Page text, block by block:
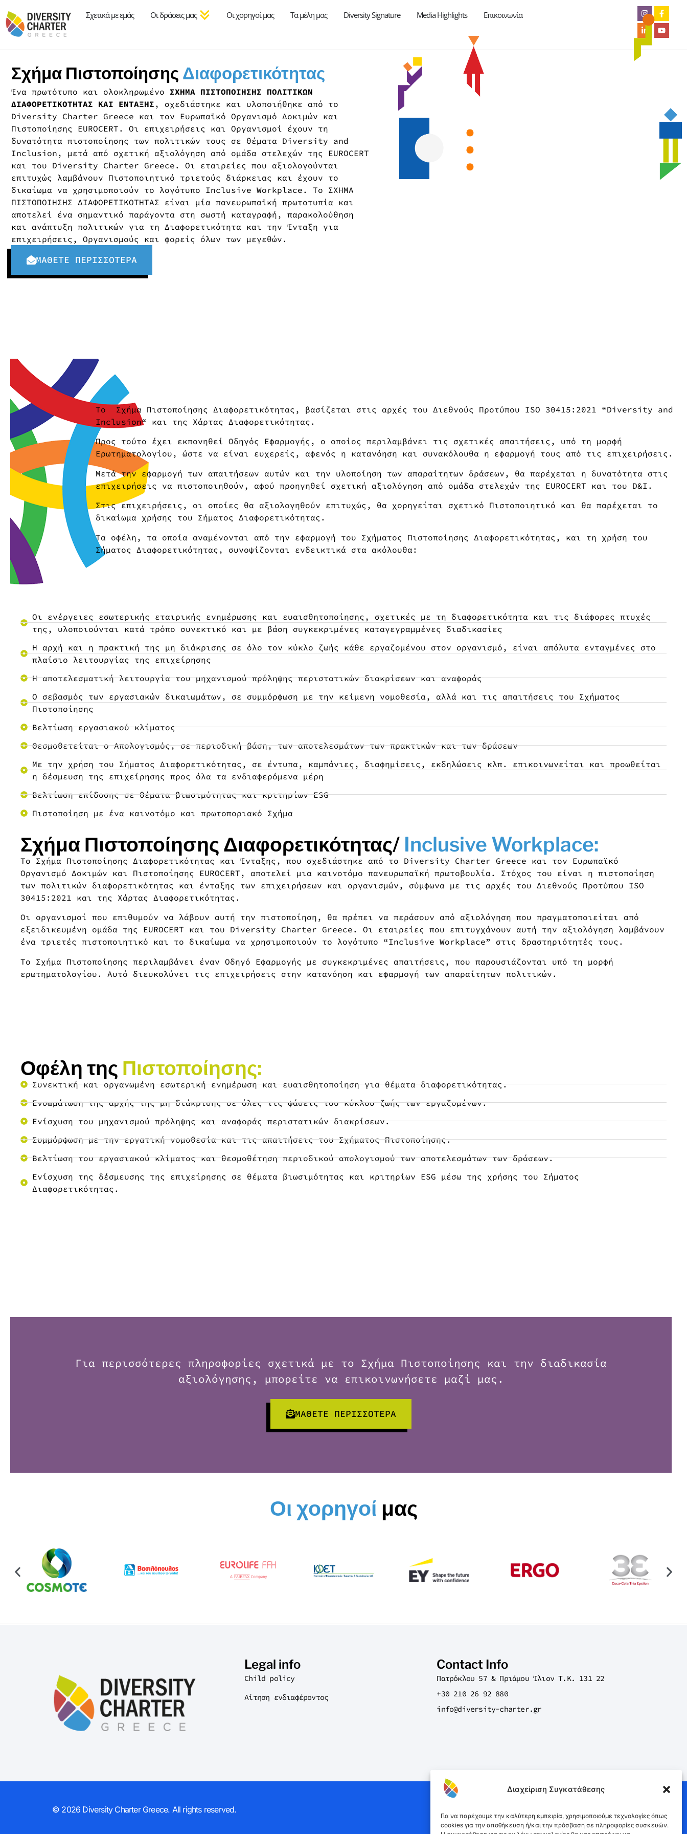
Διαχείριση Συγκατάθεσης
Για να παρέχουμε την καλύτερη εμπειρία, χρησιμοποιούμε τεχνολογίες όπως
cookies για την αποθήκευση ή/και την πρόσβαση σε πληροφορίες συσκευών.
Σχετικά με εμάς Οι δράσεις μας Οι χορηγοί μας Τα μέλη μας Diversity Signature Media Highlights Επικοινωνία
Σχήμα Πιστοποίησης Διαφορετικότητας
Ένα πρωτότυπο και ολοκληρωμένο ΣΧΗΜΑ ΠΙΣΤΟΠΟΙΗΣΗΣ ΠΟΛΙΤΙΚΩΝ
ΔΙΑΦΟΡΕΤΙΚΟΤΗΤΑΣ ΚΑΙ ΕΝΤΑΞΗΣ , σχεδιάστηκε και υλοποιήθηκε από το
Diversity Charter Greece και τον Ευρωπαϊκό Οργανισμό Δοκιμών και
Πιστοποίησης EUROCERT. Οι επιχειρήσεις και Οργανισμοί έχουν τη
δυνατότητα πιστοποίησης των πολιτικών τους σε θέματα Diversity and
Inclusion, μετά από σχετική αξιολόγηση από ομάδα στελεχών της EUROCERT
και του Diversity Charter Greece. Οι εταιρείες που αξιολογούνται
επιτυχώς λαμβάνουν Πιστοποιητικό τριετούς διάρκειας και έχουν το
δικαίωμα να χρησιμοποιούν το λογότυπο Inclusive Workplace. Το ΣΧΗΜΑ
ΠΙΣΤΟΠΟΙΗΣΗΣ ΔΙΑΦΟΡΕΤΙΚΟΤΗΤΑΣ είναι μία πανευρωπαϊκή πρωτοτυπία και
αποτελεί ένα σημαντικό παράγοντα στη σωστή καταγραφή, παρακολούθηση
και ανάπτυξη πολιτικών για τη Διαφορετικότητα και την Ένταξη για
επιχειρήσεις, Οργανισμούς και φορείς όλων των μεγεθών.
ΜΑΘΕΤΕ ΠΕΡΙΣΣΟΤΕΡΑ
Το Σχήμα Πιστοποίησης Διαφορετικότητας, βασίζεται στις αρχές του Διεθνούς Προτύπου ISO 30415:2021 “Diversity and
Inclusion“ και της Χάρτας Διαφορετικότητας.
Προς τούτο έχει εκπονηθεί Οδηγός Εφαρμογής, ο οποίος περιλαμβάνει τις σχετικές απαιτήσεις, υπό τη μορφή
Ερωτηματολογίου, ώστε να είναι ευχερείς, αφενός η κατανόηση και συνακόλουθα η εφαρμογή τους από τις επιχειρήσεις.
Μετά την εφαρμογή των απαιτήσεων αυτών και την υλοποίηση των απαραίτητων δράσεων, θα παρέχεται η δυνατότητα στις
επιχειρήσεις να πιστοποιηθούν, αφού προηγηθεί σχετική αξιολόγηση από ομάδα στελεχών της EUROCERT και του D&I.
Στις επιχειρήσεις, οι οποίες θα αξιολογηθούν επιτυχώς, θα χορηγείται σχετικό Πιστοποιητικό και θα παρέχεται το
δικαίωμα χρήσης του Σήματος Διαφορετικότητας.
Τα οφέλη, τα οποία αναμένονται από την εφαρμογή του Σχήματος Πιστοποίησης Διαφορετικότητας, και τη χρήση του
Σήματος Διαφορετικότητας, συνοψίζονται ενδεικτικά στα ακόλουθα:
Οι ενέργειες εσωτερικής εταιρικής ενημέρωσης και ευαισθητοποίησης, σχετικές με τη διαφορετικότητα και τις διάφορες πτυχές
της, υλοποιούνται κατά τρόπο συνεκτικό και με βάση συγκεκριμένες καταγεγραμμένες διαδικασίες
Η αρχή και η πρακτική της μη διάκρισης σε όλο τον κύκλο ζωής κάθε εργαζομένου στον οργανισμό, είναι απόλυτα ενταγμένες στο
πλαίσιο λειτουργίας της επιχείρησης
Η αποτελεσματική λειτουργία του μηχανισμού πρόληψης περιστατικών διακρίσεων και αναφοράς
Ο σεβασμός των εργασιακών δικαιωμάτων, σε συμμόρφωση με την κείμενη νομοθεσία, αλλά και τις απαιτήσεις του Σχήματος
Πιστοποίησης
Βελτίωση εργασιακού κλίματος
Θεσμοθετείται ο Απολογισμός, σε περιοδική βάση, των αποτελεσμάτων των πρακτικών και των δράσεων
Με την χρήση του Σήματος Διαφορετικότητας, σε έντυπα, καμπάνιες, διαφημίσεις, εκδηλώσεις κλπ. επικοινωνείται και προωθείται
η δέσμευση της επιχείρησης προς όλα τα ενδιαφερόμενα μέρη
Βελτίωση επίδοσης σε θέματα βιωσιμότητας και κριτηρίων ESG
Πιστοποίηση με ένα καινοτόμο και πρωτοποριακό Σχήμα
Σχήμα Πιστοποίησης Διαφορετικότητας/ Inclusive Workplace:
Το Σχήμα Πιστοποίησης Διαφορετικότητας και Ένταξης, που σχεδιάστηκε από το Diversity Charter Greece και τον Ευρωπαϊκό
Οργανισμό Δοκιμών και Πιστοποίησης EUROCERT, αποτελεί μια καινοτόμο πανευρωπαϊκή πρωτοβουλία. Στόχος του είναι η πιστοποίηση
των πολιτικών διαφορετικότητας και ένταξης των επιχειρήσεων και οργανισμών, σύμφωνα με τις αρχές του Διεθνούς Προτύπου ISO
30415:2021 και της Χάρτας Διαφορετικότητας.
Οι οργανισμοί που επιθυμούν να λάβουν αυτή την πιστοποίηση, θα πρέπει να περάσουν από αξιολόγηση που πραγματοποιείται από
εξειδικευμένη ομάδα της EUROCERT και του Diversity Charter Greece. Οι εταιρείες που επιτυγχάνουν αυτή την αξιολόγηση λαμβάνουν
ένα τριετές πιστοποιητικό και το δικαίωμα να χρησιμοποιούν το λογότυπο “Inclusive Workplace” στις δραστηριότητές τους.
Το Σχήμα Πιστοποίησης περιλαμβάνει έναν Οδηγό Εφαρμογής με συγκεκριμένες απαιτήσεις, που παρουσιάζονται υπό τη μορφή
ερωτηματολογίου. Αυτό διευκολύνει τις επιχειρήσεις στην κατανόηση και εφαρμογή των απαραίτητων πολιτικών.
Οφέλη της Πιστοποίησης:
Συνεκτική και οργανωμένη εσωτερική ενημέρωση και ευαισθητοποίηση για θέματα διαφορετικότητας.
Ενσωμάτωση της αρχής της μη διάκρισης σε όλες τις φάσεις του κύκλου ζωής των εργαζομένων.
Ενίσχυση του μηχανισμού πρόληψης και αναφοράς περιστατικών διακρίσεων.
Συμμόρφωση με την εργατική νομοθεσία και τις απαιτήσεις του Σχήματος Πιστοποίησης.
Βελτίωση του εργασιακού κλίματος και θεσμοθέτηση περιοδικού απολογισμού των αποτελεσμάτων των δράσεων.
Ενίσχυση της δέσμευσης της επιχείρησης σε θέματα βιωσιμότητας και κριτηρίων ESG μέσω της χρήσης του Σήματος
Διαφορετικότητας.
Για περισσότερες πληροφορίες σχετικά με το Σχήμα Πιστοποίησης και την διαδικασία
αξιολόγησης, μπορείτε να επικοινωνήσετε μαζί μας.
ΜΑΘΕΤΕ ΠΕΡΙΣΣΟΤΕΡΑ
Οι χορηγοί μας
Legal info
Child policy
Αίτηση ενδιαφέροντος
Contact Info
Πατρόκλου 57 & Πριάμου Ίλιον T.K. 131 22
+30 210 26 92 880
info@diversity-charter.gr
© 2026 Diversity Charter Greece. All rights reserved.